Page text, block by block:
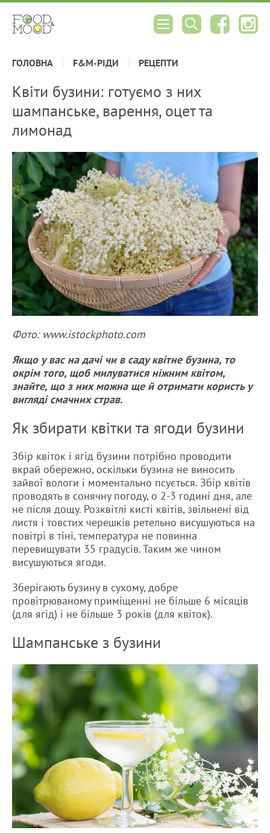
ГОЛОВНА F&M-РІДИ РЕЦЕПТИ
Квіти бузини: готуємо з них
шампанське, варення, оцет та
лимонад
Фото: www.istockphoto.com
Якщо у вас на дачі чи в саду квітне бузина, то
окрім того, щоб милуватися ніжним квітом,
знайте, що з них можна ще й отримати користь у
вигляді смачних страв.
Як збирати квітки та ягоди бузини
Збір квіток і ягід бузини потрібно проводити
вкрай обережно, оскільки бузина не виносить
зайвої вологи і моментально псується. Збір квітів
проводять в сонячну погоду, о 2-3 годині дня, але
не після дощу. Розквітлі кисті квітів, звільнені від
листя і товстих черешків ретельно висушуються на
повітрі в тіні, температура не повинна
перевищувати 35 градусів. Таким же чином
висушуються ягоди.
Зберігають бузину в сухому, добре
провітрюваному приміщенні не більше 6 місяців
(для ягід) і не більше 3 років (для квіток).
Шампанське з бузини